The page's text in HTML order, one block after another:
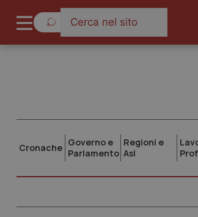
Cronache Governo e
Parlamento
Regioni e
Asl